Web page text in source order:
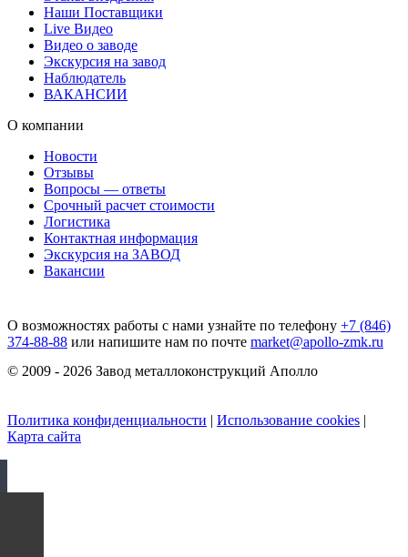
Наши Поставщики
Live Видео
Видео о заводе
Экскурсия на завод
Наблюдатель
ВАКАНСИИ
О компании
Новости
Отзывы
Вопросы — ответы
Срочный расчет стоимости
Логистика
Контактная информация
Экскурсия на ЗАВОД
Вакансии
О возможностях работы с нами узнайте по телефону +7 (846)
374-88-88 или напишите нам по почте market@apollo-zmk.ru
© 2009 - 2026 Завод металлоконструкций Аполло
Политика конфиденциальности | Использование cookies |
Карта сайта